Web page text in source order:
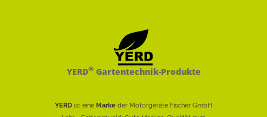
YERD®Gartentechnik-Produkte
YERD ist eine Marke der Motorgeräte Fischer GmbH